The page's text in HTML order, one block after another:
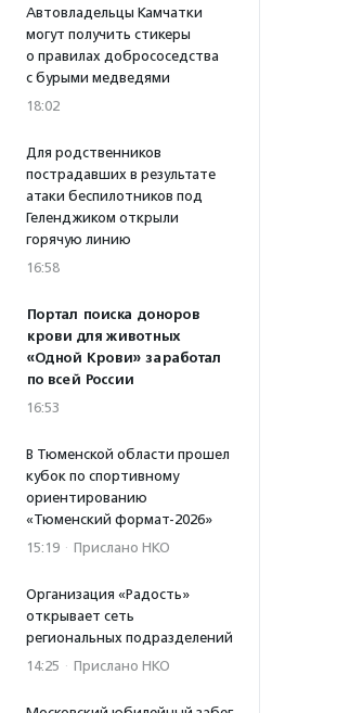
Автовладельцы Камчатки
могут получить стикеры
о правилах добрососедства
с бурыми медведями
18:02
Для родственников
пострадавших в результате
атаки беспилотников под
Геленджиком открыли
горячую линию
16:58
Портал поиска доноров
крови для животных
«Одной Крови» заработал
по всей России
16:53
В Тюменской области прошел
кубок по спортивному
ориентированию
«Тюменский формат-2026»
15:19 · Прислано НКО
Организация «Радость»
открывает сеть
региональных подразделений
14:25 · Прислано НКО